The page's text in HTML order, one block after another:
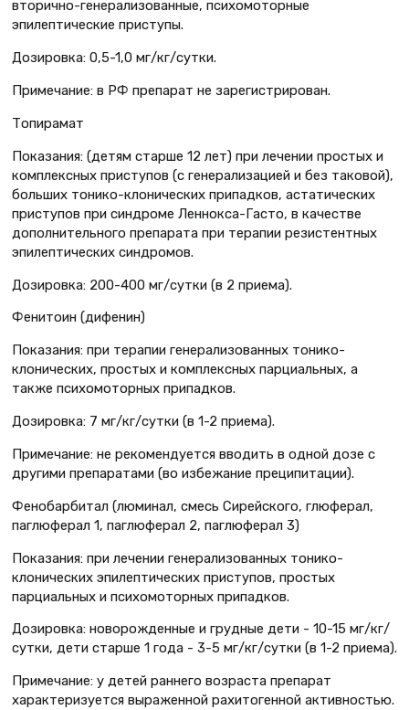
вторично-генерализованные, психомоторные
эпилептические приступы.
Дозировка: 0,5-1,0 мг/кг/сутки.
Примечание: в РФ препарат не зарегистрирован.
Топирамат
Показания: (детям старше 12 лет) при лечении простых и
комплексных приступов (с генерализацией и без таковой),
больших тонико-клонических припадков, астатических
приступов при синдроме Леннокса-Гасто, в качестве
дополнительного препарата при терапии резистентных
эпилептических синдромов.
Дозировка: 200-400 мг/cутки (в 2 приема).
Фенитоин (дифенин)
Показания: при терапии генерализованных тонико-
клонических, простых и комплексных парциальных, а
также психомоторных припадков.
Дозировка: 7 мг/кг/сутки (в 1-2 приема).
Примечание: не рекомендуется вводить в одной дозе с
другими препаратами (во избежание преципитации).
Фенобарбитал (люминал, смесь Сирейского, глюферал,
паглюферал 1, паглюферал 2, паглюферал 3)
Показания: при лечении генерализованных тонико-
клонических эпилептических приступов, простых
парциальных и психомоторных припадков.
Дозировка: новорожденные и грудные дети - 10-15 мг/кг/
сутки, дети старше 1 года - 3-5 мг/кг/сутки (в 1-2 приема).
Примечание: у детей раннего возраста препарат
характеризуется выраженной рахитогенной активностью.